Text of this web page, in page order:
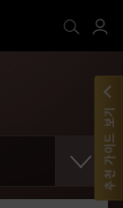
추천 가이드 보기